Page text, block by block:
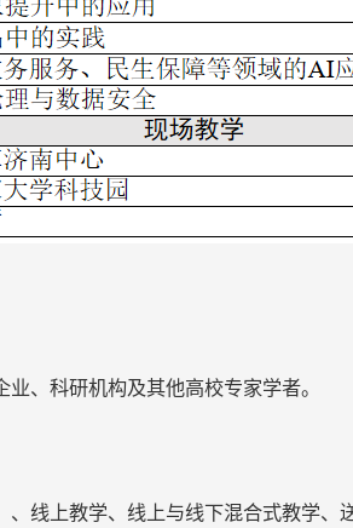
、科研机构及其他高校专家学者。
线上教学、线上与线下混合式教学、